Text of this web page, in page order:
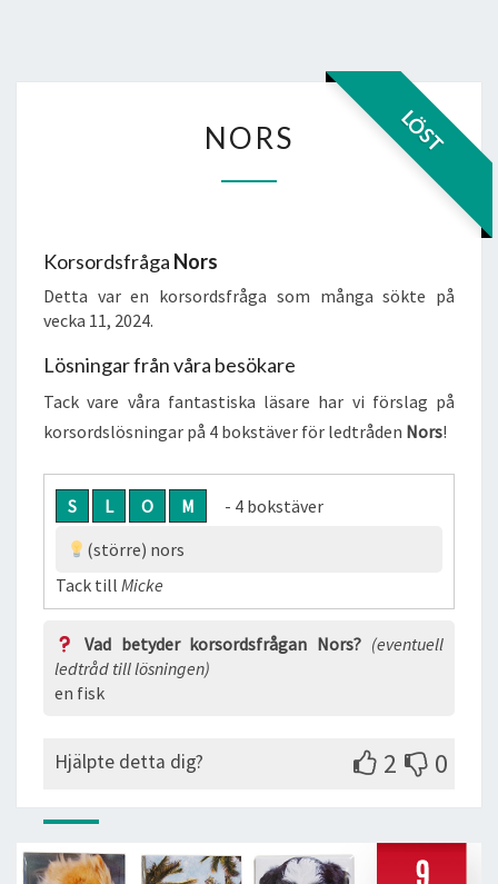
LÖST
NORS
Korsordsfråga Nors
Detta var en korsordsfråga som många sökte på
vecka 11, 2024.
Lösningar från våra besökare
Tack vare våra fantastiska läsare har vi förslag på
korsordslösningar på 4 bokstäver för ledtråden Nors!
S L O M
- 4 bokstäver
(större) nors
Tack till Micke
Vad betyder korsordsfrågan Nors? (eventuell
ledtråd till lösningen)
en fisk
Hjälpte detta dig? 2 0